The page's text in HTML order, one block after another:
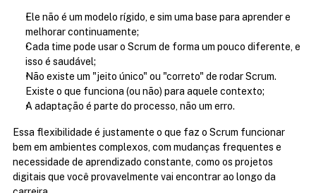
Ele não é um modelo rígido, e sim uma base para aprender e
melhorar continuamente;
Cada time pode usar o Scrum de forma um pouco diferente, e
isso é saudável;
Não existe um "jeito único" ou "correto" de rodar Scrum.
Existe o que funciona (ou não) para aquele contexto;
A adaptação é parte do processo, não um erro.
Essa flexibilidade é justamente o que faz o Scrum funcionar
bem em ambientes complexos, com mudanças frequentes e
necessidade de aprendizado constante, como os projetos
digitais que você provavelmente vai encontrar ao longo da